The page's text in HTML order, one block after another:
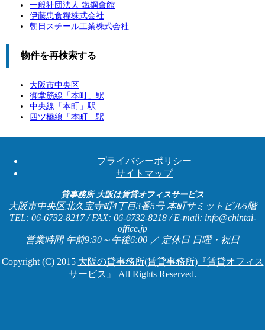
一般社団法人 鐵鋼會館
伊藤忠食糧株式会社
朝日スチール工業株式会社
物件を再検索する
大阪市中央区
御堂筋線「 本町
」駅
中央線「 本町
」駅
四ツ橋線「 本町 」駅
プライバシーポリシー
サイトマップ
貸事務所 大阪は賃貸オフィスサービス
大阪市中央区北久宝寺町4丁目3番5号 本町サミットビル5階
TEL: 06-6732-8217 / FAX: 06-6732-8218 / E-mail: info@chintai-
office.jp
営業時間 午前9:30～午後6:00 ／ 定休日 日曜・祝日
Copyright (C) 2015 大阪の貸事務所(賃貸事務所)『賃貸オフィス
サービス』
All Rights Reserved.